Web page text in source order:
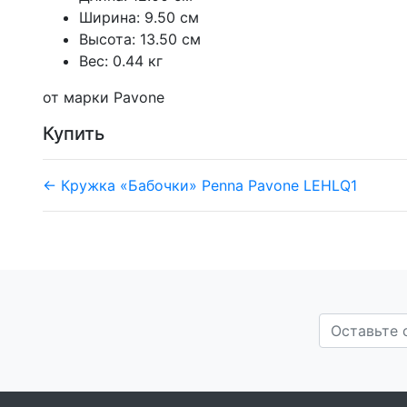
Ширина: 9.50 см
Высота: 13.50 см
Вес: 0.44 кг
от марки Pavone
Купить
← Кружка «Бабочки» Penna Pavone LEHLQ1